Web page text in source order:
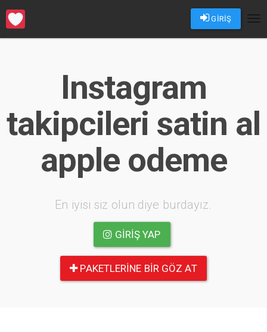
GİRİŞ
Instagram
takipcileri satin al
apple odeme
En iyisi siz olun diye burdayız.
GIRIŞ YAP
PAKETLERINE BIR GÖZ AT